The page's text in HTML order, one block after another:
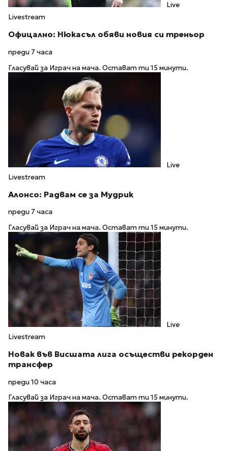
Live
Livestream
Офицално: Нюкасъл обяви новия си треньор
преди 7 часа
Гласувай за Играч на мача. Остават ти 15 минути.
Live
Livestream
Алонсо: Радвам се за Мудрик
преди 7 часа
Гласувай за Играч на мача. Остават ти 15 минути.
Live
Livestream
Новак във Висшата лига осъществи рекорден
трансфер
преди 10 часа
Гласувай за Играч на мача. Остават ти 15 минути.